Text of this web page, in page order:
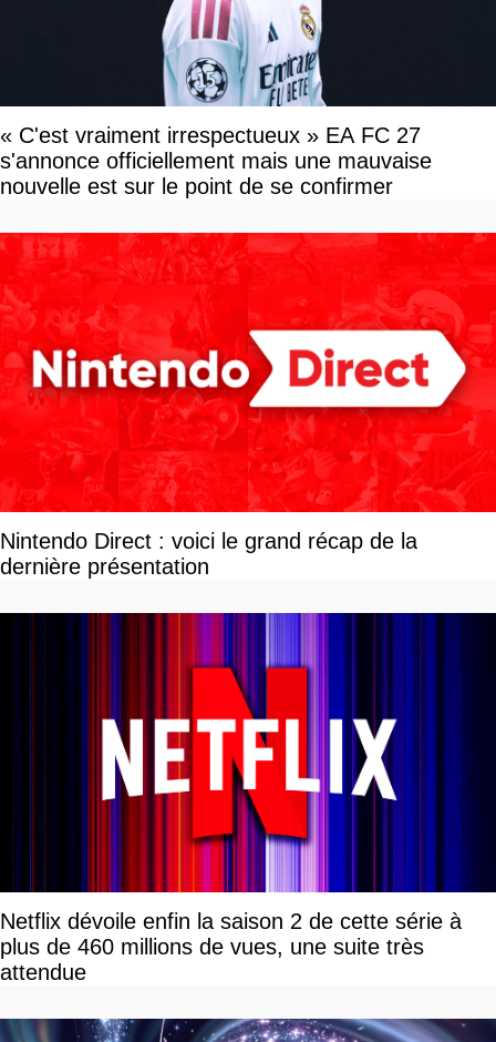
« C'est vraiment irrespectueux » EA FC 27
s'annonce officiellement mais une mauvaise
nouvelle est sur le point de se confirmer
Nintendo Direct : voici le grand récap de la
dernière présentation
Netflix dévoile enfin la saison 2 de cette série à
plus de 460 millions de vues, une suite très
attendue